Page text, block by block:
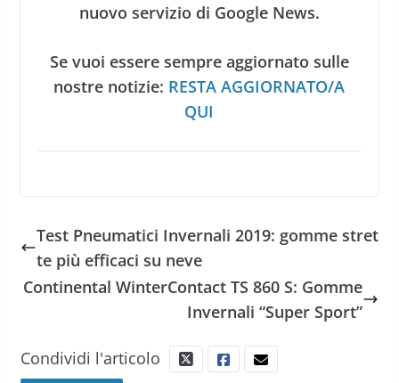
nuovo servizio di Google News.
Se vuoi essere sempre aggiornato sulle
nostre notizie: RESTA AGGIORNATO/A
QUI
Test Pneumatici Invernali 2019: gomme stret
te più efficaci su neve
Continental WinterContact TS 860 S: Gomme
Invernali “Super Sport”
Condividi l'articolo